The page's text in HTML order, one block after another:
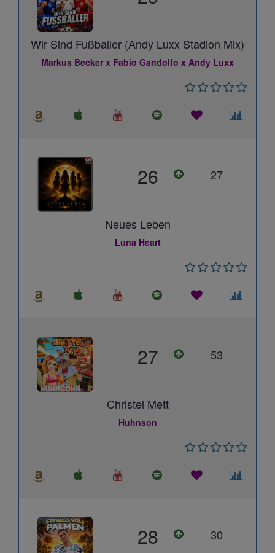
Wir Sind Fußballer (Andy Luxx Stadion Mix)
Markus Becker x Fabio Gandolfo x Andy Luxx
26 27
Neues Leben
Luna Heart
27 53
Christel Mett
Huhnson
28 30